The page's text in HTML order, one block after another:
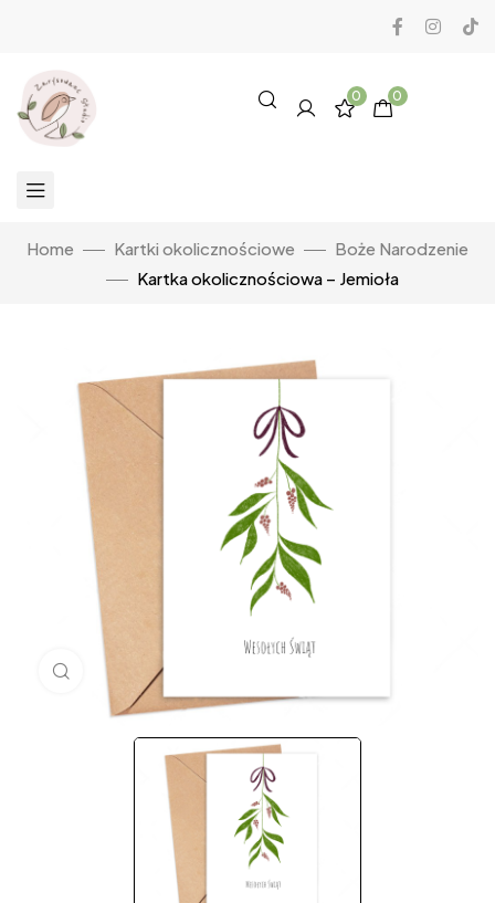
0 0
Home Kartki okolicznościowe
Boże Narodzenie
Kartka okolicznościowa – Jemioła
Click to enlarge